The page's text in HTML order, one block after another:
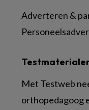
Met Testweb
orthopedagoog
Adverteren &